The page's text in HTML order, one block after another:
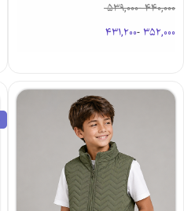
440,000
-
539,000
352,000
-
431,200